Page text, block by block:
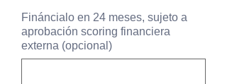
Fináncialo en 24 meses, sujeto a
aprobación scoring financiera
externa (opcional)